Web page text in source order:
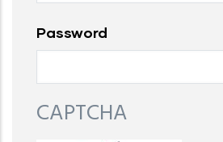
Password
CAPTCHA